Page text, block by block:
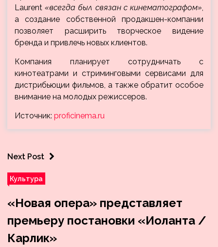
Laurent«всегда был связан с кинематографом»,
а создание собственной продакшен-компании
позволяет расширить творческое видение
бренда и привлечь новых клиентов.
Компания планирует сотрудничать с
кинотеатрами и стриминговыми сервисами для
дистрибьюции фильмов, а также обратит особое
внимание на молодых режиссеров.
Источник: proficinema.ru
Next Post
Культура
«Новая опера» представляет
премьеру постановки «Иоланта /
Карлик»